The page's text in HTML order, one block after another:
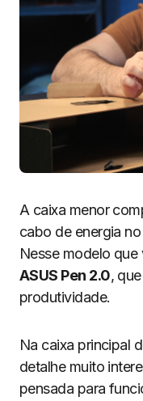
A caixa menor
cabo de energia
Nesse modelo
ASUS Pen 2.0,
produtividade.
Na caixa principal
detalhe muito
pensada para